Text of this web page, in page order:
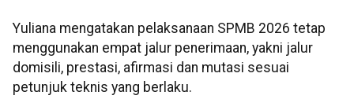
Yuliana mengatakan pelaksanaan SPMB 2026 tetap
menggunakan empat jalur penerimaan, yakni jalur
domisili, prestasi, afirmasi dan mutasi sesuai
petunjuk teknis yang berlaku.